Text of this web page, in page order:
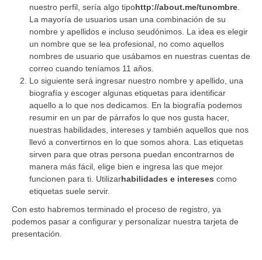
nuestro perfil, sería algo tipohttp://about.me/tunombre
La mayoría de usuarios usan una combinación de su
nombre y apellidos e incluso seudónimos. La idea es elegir
un nombre que se lea profesional, no como aquellos
nombres de usuario que usábamos en nuestras cuentas de
correo cuando teníamos 11 años.
Lo siguiente será ingresar nuestro nombre y apellido, una
biografía y escoger algunas etiquetas para identificar
aquello a lo que nos dedicamos. En la biografía podemos
resumir en un par de párrafos lo que nos gusta hacer,
nuestras habilidades, intereses y también aquellos que nos
llevó a convertirnos en lo que somos ahora. Las etiquetas
sirven para que otras persona puedan encontrarnos de
manera más fácil, elige bien e ingresa las que mejor
funcionen para ti. Utilizarhabilidades e intereses como
etiquetas suele servir.
Con esto habremos terminado el proceso de registro, ya
podemos pasar a configurar y personalizar nuestra tarjeta de
presentación.